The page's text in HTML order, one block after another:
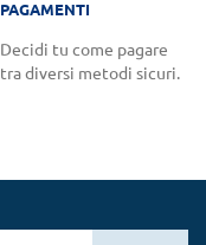
PAGAMENTI
Decidi tu come pagare
tra diversi metodi sicuri.